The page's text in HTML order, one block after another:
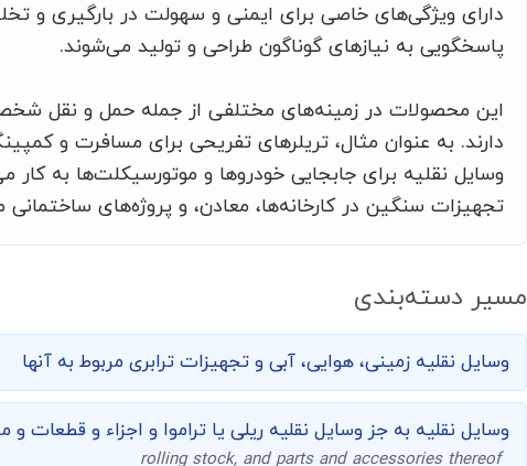
دارای ویژگی‌های خاصی برای ایمنی و سهولت در بارگیری و
پاسخگویی به نیازهای گوناگون طراحی و تولید می‌شوند.
این محصولات در زمینه‌های مختلفی از جمله حمل و نقل
دارند. به عنوان مثال، تریلرهای تفریحی برای مسافرت و
وسایل نقلیه برای جابجایی خودروها و موتورسیکلت‌ها به
تجهیزات سنگین در کارخانه‌ها، معادن، و پروژه‌های ساختمانی
مسیر دسته‌بندی
وسایل نقلیه زمینی، هوایی، آبی و تجهیزات ترابری مربوط به آنها
وسایل نقلیه به جز وسایل نقلیه ریلی یا تراموا و اجزاء و قطعات
rolling stock, and parts and accessories thereof